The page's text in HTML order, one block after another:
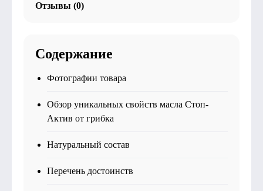
Отзывы (0)
Содержание
Фотографии товара
Обзор уникальных свойств масла Стоп-
Актив от грибка
Натуральный состав
Перечень достоинств